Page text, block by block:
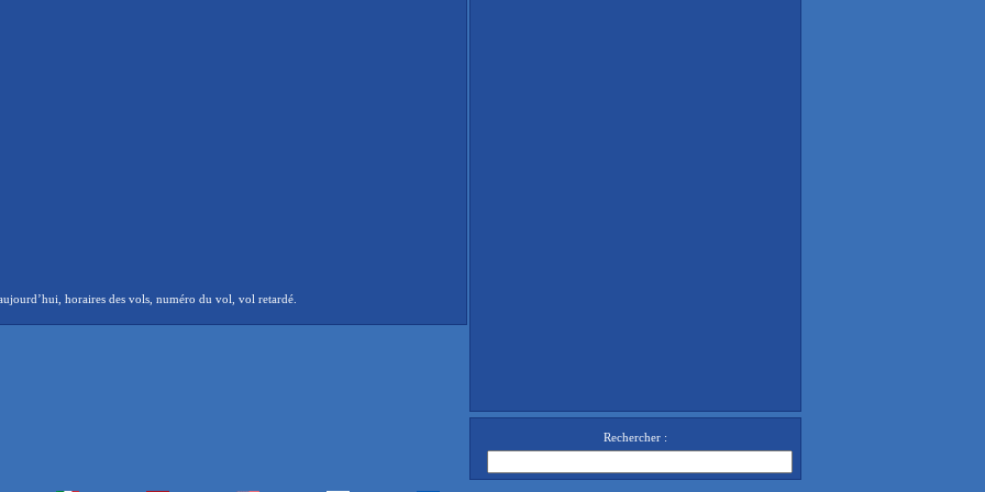
horaires des vols, numéro du vol, vol retardé.
Rechercher :